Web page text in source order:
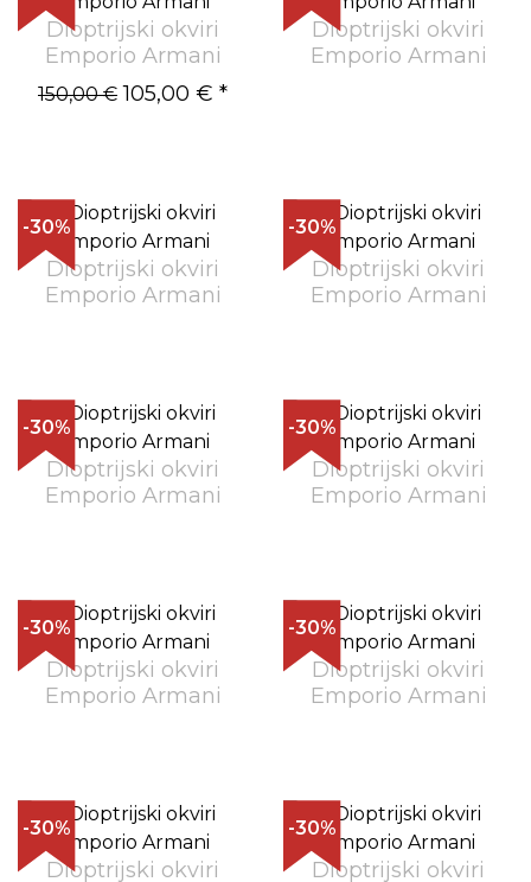
Dioptrijski okviri
Emporio Armani
150,00 € 105,00 € *
Dioptrijski okviri
Emporio Armani
-30%
Dioptrijski okviri
Emporio Armani
-30%
Dioptrijski okviri
Emporio Armani
-30%
Dioptrijski okviri
Emporio Armani
-30%
Dioptrijski okviri
Emporio Armani
-30%
Dioptrijski okviri
Emporio Armani
-30%
Dioptrijski okviri
Emporio Armani
-30%
Dioptrijski okviri
-30%
Dioptrijski okviri